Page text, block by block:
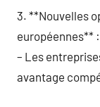
3. **Nouvelles
européennes** :
– Les
avantage